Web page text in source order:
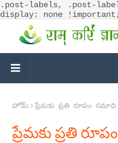
.post-labels, .post-
display: none
హోమ్ ప్రేమకు ప్రతి రూపం
ప్రేమకు ప్రతి